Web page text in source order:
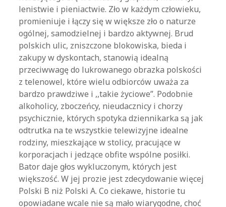
lenistwie i pieniactwie. Zło w każdym człowieku,
promieniuje i łączy się w większe zło o naturze
ogólnej, samodzielnej i bardzo aktywnej. Brud
polskich ulic, zniszczone blokowiska, bieda i
zakupy w dyskontach, stanowią idealną
przeciwwagę do lukrowanego obrazka polskości
z telenowel, które wielu odbiorców uważa za
bardzo prawdziwe i ,,takie życiowe”. Podobnie
alkoholicy, zboczeńcy, nieudacznicy i chorzy
psychicznie, których spotyka dziennikarka są jak
odtrutka na te wszystkie telewizyjne idealne
rodziny, mieszkające w stolicy, pracujące w
korporacjach i jedzące obfite wspólne posiłki.
Bator daje głos wykluczonym, których jest
większość. W jej prozie jest zdecydowanie więcej
Polski B niż Polski A. Co ciekawe, historie tu
opowiadane wcale nie są mało wiarygodne, choć